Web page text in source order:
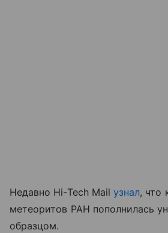
Недавно Hi-Tech Mailузнал, что
метеоритов РАН пополнилась
образцом.